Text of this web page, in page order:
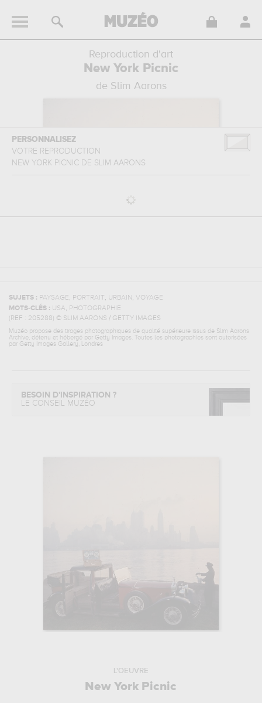
Reproduction d'art
New York Picnic
de Slim Aarons
PERSONNALISEZ
VOTRE REPRODUCTION
NEW YORK PICNIC DE SLIM AARONS
SUJETS : PAYSAGE, PORTRAIT, URBAIN , VOYAGE
MOTS-CLÉS : USA, PHOTOGRAPHIE
(REF : 205288) © SLIM AARONS / GETTY IMAGES
Muzéo propose des tirages photographiques de qualité supérieure issus de Slim Aarons
Archive, détenu et hébergé par Getty Images. Toutes les photographies sont autorisées
par Getty Images Gallery, Londres
BESOIN D'INSPIRATION ?
LE CONSEIL MUZÉO
L'OEUVRE
New York Picnic